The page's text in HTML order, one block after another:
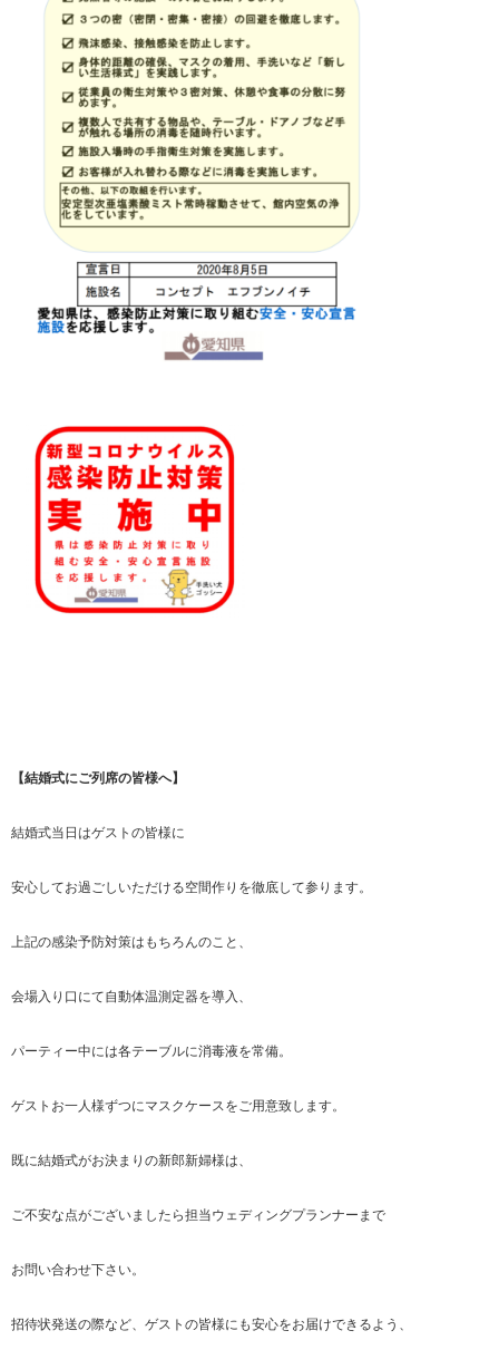
【結婚式にご列席の皆様へ】
結婚式当日はゲストの皆様に
安心してお過ごしいただける空間作りを徹底して参ります。
上記の感染予防対策はもちろんのこと、
会場入り口にて自動体温測定器を導入、
パーティー中には各テーブルに消毒液を常備。
ゲストお一人様ずつにマスクケースをご用意致します。
既に結婚式がお決まりの新郎新婦様は、
ご不安な点がございましたら担当ウェディングプランナーまで
お問い合わせ下さい。
招待状発送の際など、ゲストの皆様にも安心をお届けできるよう、